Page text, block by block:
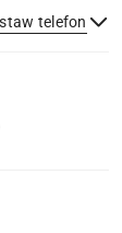
telefon